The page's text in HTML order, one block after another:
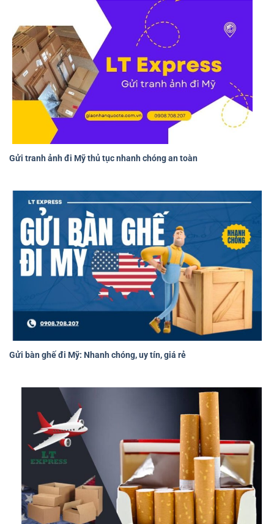
Gửi tranh ảnh đi Mỹ thủ tục nhanh chóng an toàn
Gửi bàn ghế đi Mỹ: Nhanh chóng, uy tín, giá rẻ